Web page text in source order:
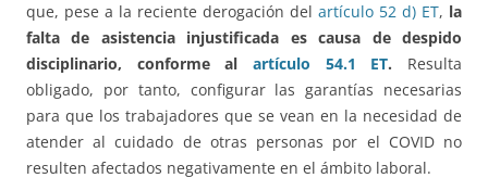
que, pese a la reciente derogación del artículo 52 d) ET, la
falta de asistencia injustificada es causa de despido
disciplinario, conforme al artículo 54.1 ET. Resulta
obligado, por tanto, configurar las garantías necesarias
para que los trabajadores que se vean en la necesidad de
atender al cuidado de otras personas por el COVID no
resulten afectados negativamente en el ámbito laboral.